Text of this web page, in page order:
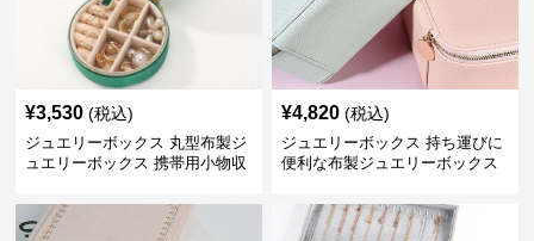
¥3,530 (税込)
ジュエリーボックス 丸型布製ジ
ュエリーボックス 携帯用小物収
¥4,820 (税込)
ジュエリーボックス 持ち運びに
便利な布製ジュエリーボックス